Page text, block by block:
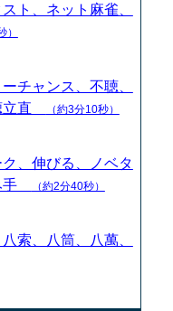
ト、ネット麻雀、
）
チャンス、不聴、
立直
（約3分10秒）
、伸びる、ノベタ
手
（約2分40秒）
索、八筒、八萬、